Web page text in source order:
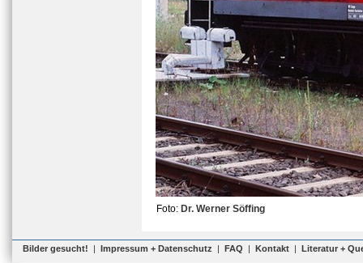
Foto: Dr. Werner Söffing
Bilder gesucht! | Impressum + Datenschutz | FAQ | Kontakt | Literatur +